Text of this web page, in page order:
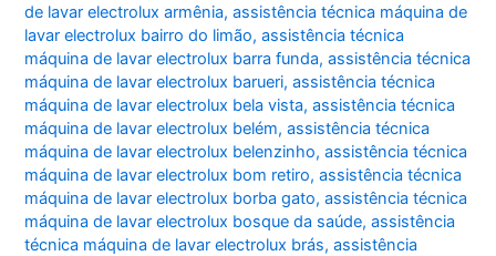
de lavar electrolux armênia,assistência técnica máquina de
lavar electrolux bairro do limão,assistência técnica
máquina de lavar electrolux barra funda,assistência técnica
máquina de lavar electrolux barueri,assistência técnica
máquina de lavar electrolux bela vista,assistência técnica
máquina de lavar electrolux belém,assistência técnica
máquina de lavar electrolux belenzinho,assistência técnica
máquina de lavar electrolux bom retiro,assistência técnica
máquina de lavar electrolux borba gato,assistência técnica
máquina de lavar electrolux bosque da saúde,assistência
técnica máquina de lavar electrolux brás,assistência